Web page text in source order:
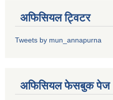
अफिसियल ट्विटर
Tweets by mun_annapurna
अफिसियल फेसबुक पेज